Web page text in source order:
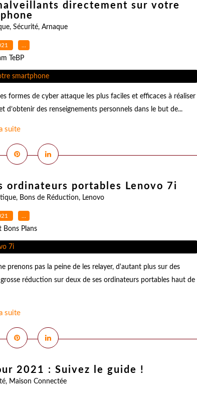
directement sur votre
, Sécurité, Arnaque
…
TeBP
formes de cyber attaque les plus faciles et efficaces à réaliser
des renseignements personnels dans le but de...
suite
ordinateurs portables Lenovo 7i
, Bons de Réduction, Lenovo
…
Bons Plans
prenons pas la peine de les relayer, d'autant plus sur des
réduction sur deux de ses ordinateurs portables haut de
suite
2021 : Suivez le guide !
, Maison Connectée